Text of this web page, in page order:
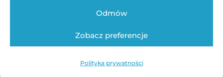
Odmów
Zobacz preferencje
Polityka prywatności
Autor strony: Swinickiwsieci / Bartosz Świnicki